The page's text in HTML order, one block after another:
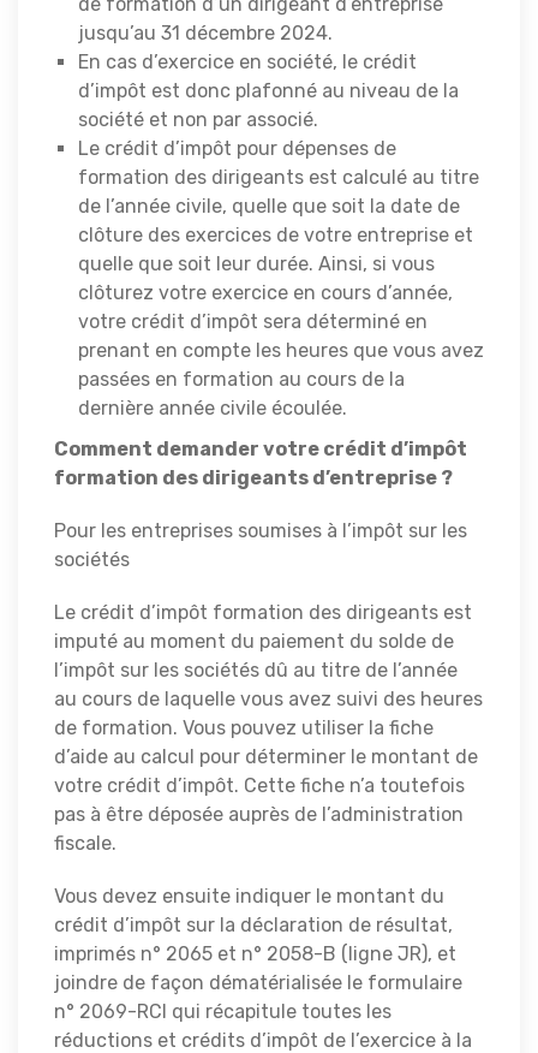
jusqu’au 31 décembre 2024.
En cas d’exercice en société, le crédit
d’impôt est donc plafonné au niveau de la
société et non par associé.
Le crédit d’impôt pour dépenses de
formation des dirigeants est calculé au titre
de l’année civile, quelle que soit la date de
clôture des exercices de votre entreprise et
quelle que soit leur durée. Ainsi, si vous
clôturez votre exercice en cours d’année,
votre crédit d’impôt sera déterminé en
prenant en compte les heures que vous avez
passées en formation au cours de la
dernière année civile écoulée.
Comment demander votre crédit d’impôt
formation des dirigeants d’entreprise ?
Pour les entreprises soumises à l’impôt sur les
sociétés
Le crédit d’impôt formation des dirigeants est
imputé au moment du paiement du solde de
l’impôt sur les sociétés dû au titre de l’année
au cours de laquelle vous avez suivi des heures
de formation. Vous pouvez utiliser la fiche
d’aide au calcul pour déterminer le montant de
votre crédit d’impôt. Cette fiche n’a toutefois
pas à être déposée auprès de l’administration
fiscale.
Vous devez ensuite indiquer le montant du
crédit d’impôt sur la déclaration de résultat,
imprimés n° 2065 et n° 2058-B (ligne JR), et
joindre de façon dématérialisée le formulaire
n° 2069-RCI qui récapitule toutes les
réductions et crédits d’impôt de l’exercice à la